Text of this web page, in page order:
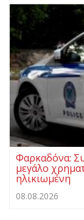
Φαρκαδόνα:
μεγάλο
ηλικιωμένη
08.08.2026